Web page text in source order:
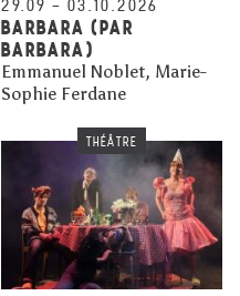
29.09 – 03.10.2026
BARBARA (PAR
BARBARA)
Emmanuel Noblet, Marie-
Sophie Ferdane
THÉÂTRE